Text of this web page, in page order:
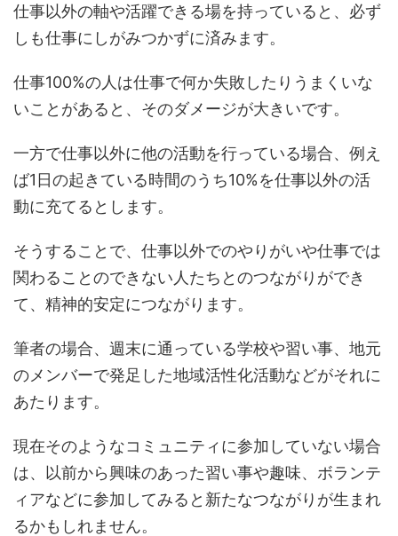
仕事以外の軸や活躍できる場を持っていると、必ず
しも仕事にしがみつかずに済みます。
仕事100%の人は仕事で何か失敗したりうまくいな
いことがあると、そのダメージが大きいです。
一方で仕事以外に他の活動を行っている場合、例え
ば1日の起きている時間のうち10%を仕事以外の活
動に充てるとします。
そうすることで、仕事以外でのやりがいや仕事では
関わることのできない人たちとのつながりができ
て、精神的安定につながります。
筆者の場合、週末に通っている学校や習い事、地元
のメンバーで発足した地域活性化活動などがそれに
あたります。
現在そのようなコミュニティに参加していない場合
は、以前から興味のあった習い事や趣味、ボランテ
ィアなどに参加してみると新たなつながりが生まれ
るかもしれません。